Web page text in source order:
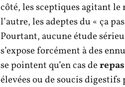
côté, les sceptiques agitant le
l’autre, les adeptes du « ça
Pourtant, aucune étude
s’expose forcément à des
se pointent qu’en cas de
élevées ou de soucis